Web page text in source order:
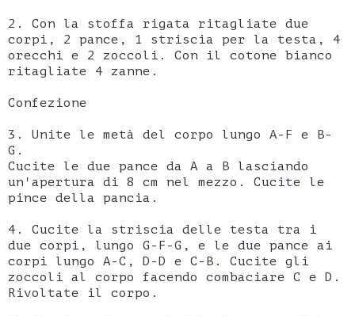
2. Con la stoffa rigata ritagliate due
corpi, 2 pance, 1 striscia per la testa, 4
orecchi e 2 zoccoli. Con il cotone bianco
ritagliate 4 zanne.
Confezione
3. Unite le metà del corpo lungo A-F e B-
G.
Cucite le due pance da A a B lasciando
un'apertura di 8 cm nel mezzo. Cucite le
pince della pancia.
4. Cucite la striscia delle testa tra i
due corpi, lungo G-F-G, e le due pance ai
corpi lungo A-C, D-D e C-B. Cucite gli
zoccoli al corpo facendo combaciare C e D.
Rivoltate il corpo.